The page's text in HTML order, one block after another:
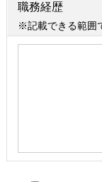
職務経歴
※記載できる範囲